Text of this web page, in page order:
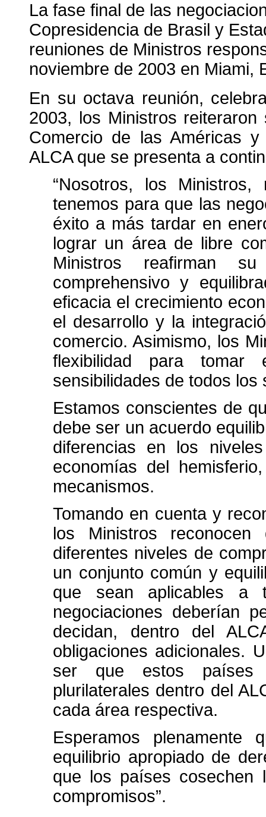
La fase final de las
Copresidencia de Brasil y
reuniones de Ministros
noviembre de 2003 en Miami,
En su octava reunión,
2003, los Ministros
Comercio de las Américas
ALCA que se presenta a
“Nosotros, los Ministros,
tenemos para que las
éxito a más tardar en
lograr un área de libre
Ministros reafirman
comprehensivo y
eficacia el crecimiento
el desarrollo y la
comercio. Asimismo, los
flexibilidad para
sensibilidades de todos los
Estamos conscientes de
debe ser un acuerdo
diferencias en los
economías del
mecanismos.
Tomando en cuenta y
los Ministros
diferentes niveles de
un conjunto común y
que sean aplicables a
negociaciones deberían
decidan, dentro del
obligaciones adicionales.
ser que estos países
plurilaterales dentro del
cada área respectiva.
Esperamos
equilibrio apropiado de
que los países cosechen
compromisos”.